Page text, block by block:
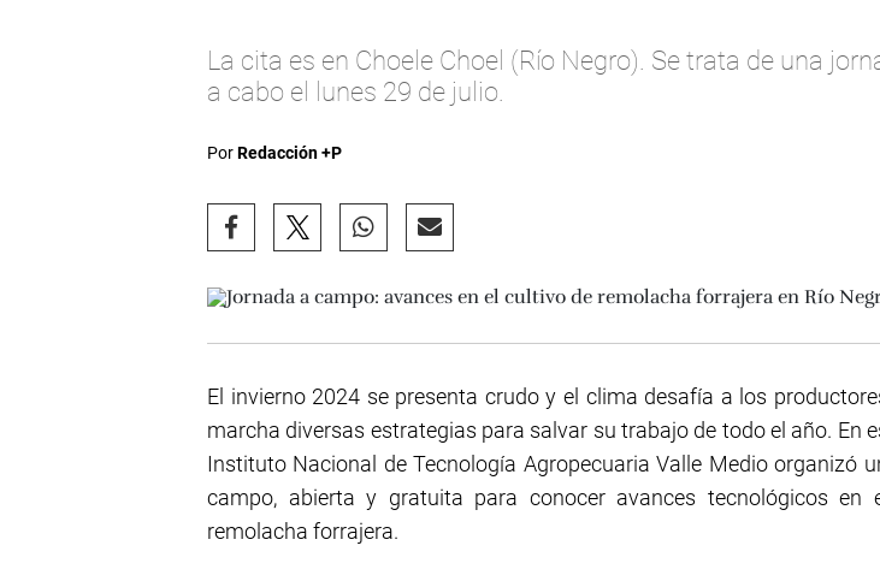
La cita es en Choele Choel (Río Negro). Se trata de una
a cabo el lunes 29 de julio.
PorRedacción +P
El invierno 2024 se presenta crudo y el clima desafía a los
marcha diversas estrategias para salvar su trabajo de todo el año. En
Instituto Nacional de Tecnología Agropecuaria Valle Medio organizó
campo, abierta y gratuita para conocer avances tecnológicos en
remolacha forrajera.